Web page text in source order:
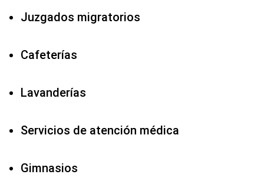
Juzgados migratorios
Cafeterías
Lavanderías
Servicios de atención médica
Gimnasios